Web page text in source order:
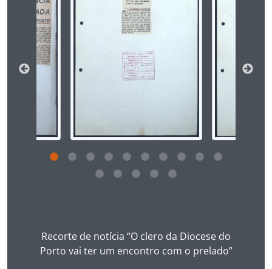
[Documento simples] 015 - Recorte de artigo de jornal sobre homília do bispo sobre o apostolado dos leigos, [ 1970-05-18]
[Documento simples] 016 - Recorte de jornal sobre as comemorações da elevação de Penafiel a diocese, [1970-06-22]
[Documento simples] 018 - Recorte de artigo de jornal sobre a inauguração do Centro Paroquial de Milheirós de Poiares, [1970-09-25]
[Documento simples] 019 - Recorte de artigo de jornal sobre posição do bispo no âmbito de curso sobre emigração, [1970-11-27]
[Documento simples] 020 - Recorte de artigo de jornal sobre curso sobre emigração, [1970-11-27]
[Documento simples] 023 - Recorte de jornal com nota do Paço Episcopal, 1972-03-14
[Documento simples] 024 - Recorte de artigo de jornal a contestar a homília do bispo do Porto sobre os capelães militares, 1972-03-15
[Documento simples] 025 - Recorte de artigo de jornal sobre a celebração da missa crismal, 1972-03-31
[Documento simples] 026 - Recorte de artigo de jornal sobre a censura, 1972-04-[--?]
[Documento simples] 030 - Recorte de jornal sobre uma nota do paço episcopal relativa a “virtudes militares”, [1972-04-15]
[Documento simples] 031 - Fotocópia de artigo de jornal cortado pela censura, [1972-04-18]
[Documento simples] 032 - Recorte de jornal sobre o aniversário do bispo do Porto, [1972-05-06]
Recorte de notícia “O clero da Diocese do
Porto vai ter um encontro com o prelado”